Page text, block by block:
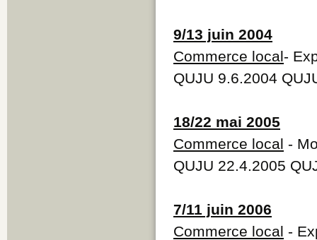
9/13 juin 2004
Commerce local-
QUJU 9.6.2004
18/22 mai 2005
Commerce local -
QUJU 22.4.2005
7/11 juin 2006
Commerce local -